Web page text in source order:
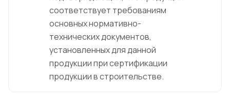
соответствует требованиям
основных нормативно-
технических документов,
установленных для данной
продукции при сертификации
продукции в строительстве.